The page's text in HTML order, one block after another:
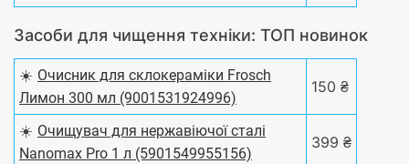
Засоби для чищення техніки: ТОП новинок
☀️ Очисник для склокераміки Frosch
Лимон 300 мл (9001531924996)
150 ₴
☀️ Очищувач для нержавіючої сталі
Nanomax Pro 1 л (5901549955156)
399 ₴